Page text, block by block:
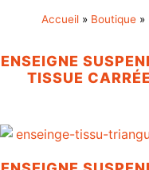
Accueil» Boutique»
ENSEIGNE
TISSUE